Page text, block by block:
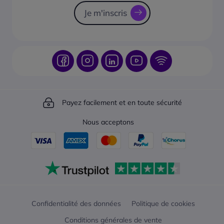
Je m'inscris
Payez facilement et en toute sécurité
Nous acceptons
Confidentialité des données
Politique de cookies
Conditions générales de vente